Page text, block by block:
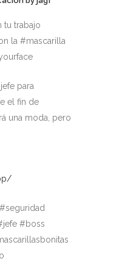
tu trabajo
la #mascarilla
para
el fin de
una moda, pero
#boss